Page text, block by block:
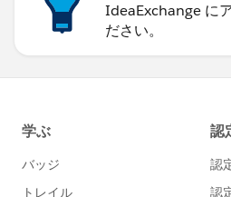
IdeaExchange に
ださい。